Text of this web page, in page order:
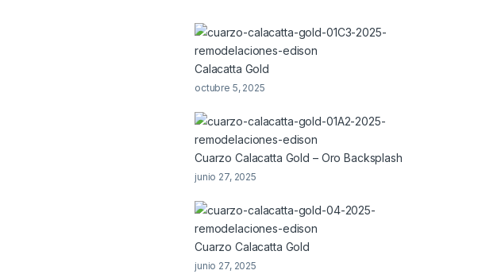
Calacatta Gold
octubre 5, 2025
Cuarzo Calacatta Gold – Oro Backsplash
junio 27, 2025
Cuarzo Calacatta Gold
junio 27, 2025